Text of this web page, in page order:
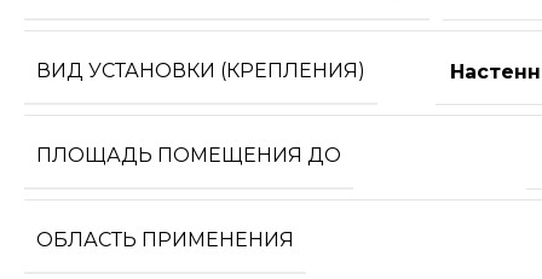
ВИД УСТАНОВКИ (КРЕПЛЕНИЯ)
ПЛОЩАДЬ ПОМЕЩЕНИЯ ДО
ОБЛАСТЬ ПРИМЕНЕНИЯ